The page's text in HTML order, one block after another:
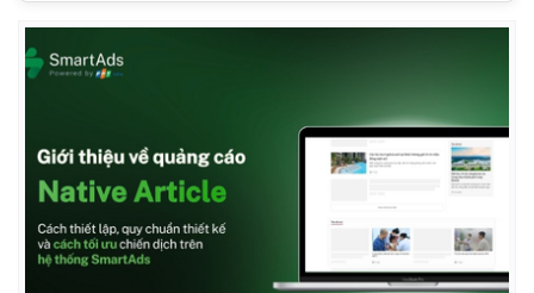
Khởi nghiệp
Tỷ giá
Giá cà phê